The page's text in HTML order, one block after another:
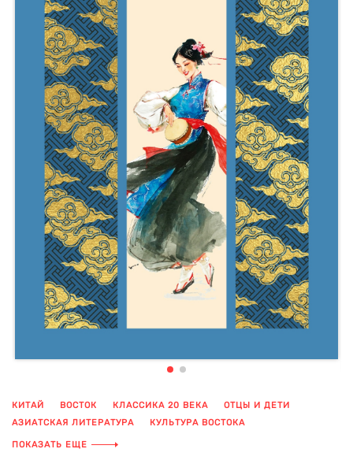
КИТАЙ ВОСТОК КЛАССИКА 20 ВЕКА
ОТЦЫ И ДЕТИ
АЗИАТСКАЯ ЛИТЕРАТУРА
КУЛЬТУРА ВОСТОКА
МИРОВАЯ КЛАССИКА
ПОКАЗАТЬ ЕЩЕ